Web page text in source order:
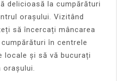
delicioasă la cumpărături
orașului. Vizitând
să încercați mâncarea
în centrele
locale și să vă bucurați
orașului.